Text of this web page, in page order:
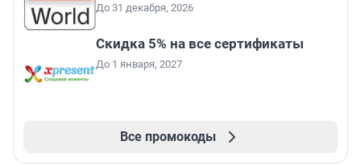
До 31 декабря, 2026
Скидка 5% на все сертификаты
До 1 января, 2027
Все промокоды